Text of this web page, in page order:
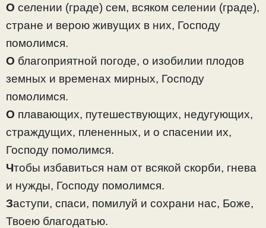
О селении (граде) сем, всяком селении (граде),
стране и верою живущих в них, Господу
помолимся.
О благоприятной погоде, о изобилии плодов
земных и временах мирных, Господу
помолимся.
О плавающих, путешествующих, недугующих,
страждущих, плененных, и о спасении их,
Господу помолимся.
Чтобы избавиться нам от всякой скорби, гнева
и нужды, Господу помолимся.
Заступи, спаси, помилуй и сохрани нас, Боже,
Твоею благодатью.